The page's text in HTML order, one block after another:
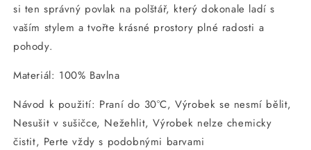
si ten správný povlak na polštář, který dokonale ladí s
vaším stylem a tvořte krásné prostory plné radosti a
pohody.
Materiál: 100% Bavlna
Návod k použití: Praní do 30°C, Výrobek se nesmí bělit,
Nesušit v sušičce, Nežehlit, Výrobek nelze chemicky
čistit, Perte vždy s podobnými barvami